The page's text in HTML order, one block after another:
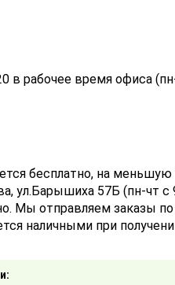
в рабочее время офиса
бесплатно, на
ул.Барышиха 57Б (пн-чт с
Мы отправляем заказы
наличными при